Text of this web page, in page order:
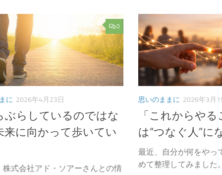
0
に 2026年4月23日
ぶらしているのではな
来に向かって歩いてい
株式会社アド・ソアーさんとの情
思いのままに 2026年3月
「これからや
は“つなぐ人”に
最近、自分が何をやっ
めて整理してみました